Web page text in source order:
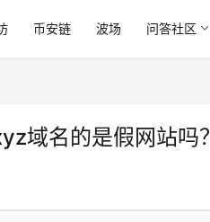
币安链 波场 问答社区
域名的是假网站吗？